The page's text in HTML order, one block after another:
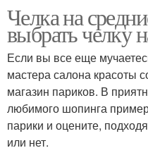
Челка на
выбрать челку
Если вы все еще
мастера салона красоты
магазин париков. В
любимого шопинга
парики и оцените,
или нет.